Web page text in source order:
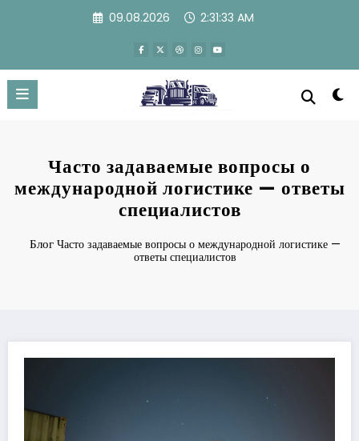
09.08.2026 2:31:34 AM
Часто задаваемые вопросы о
международной логистике — ответы
специалистов
Блог Часто задаваемые вопросы о международной логистике —
ответы специалистов